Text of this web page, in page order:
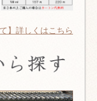
】詳しくはこちら